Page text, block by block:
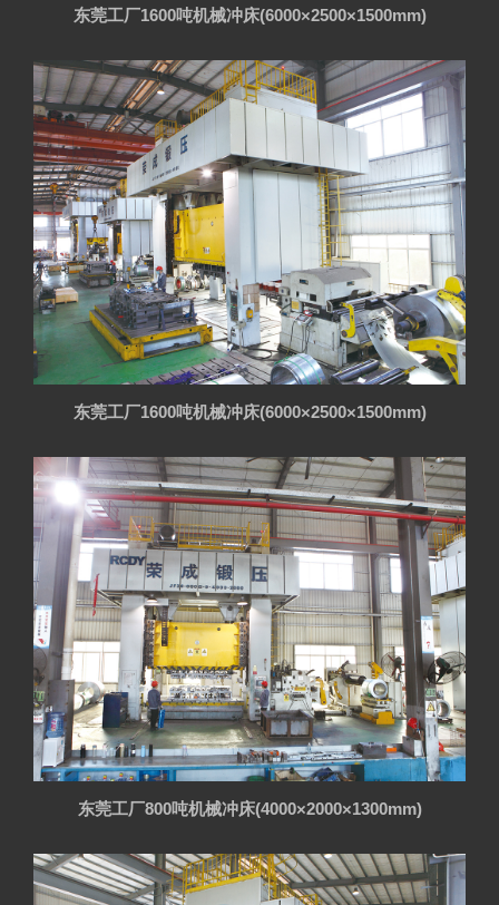
东莞工厂1600吨机械冲床(6000×2500×1500mm)
东莞工厂1600吨机械冲床(6000×2500×1500mm)
东莞工厂800吨机械冲床(4000×2000×1300mm)